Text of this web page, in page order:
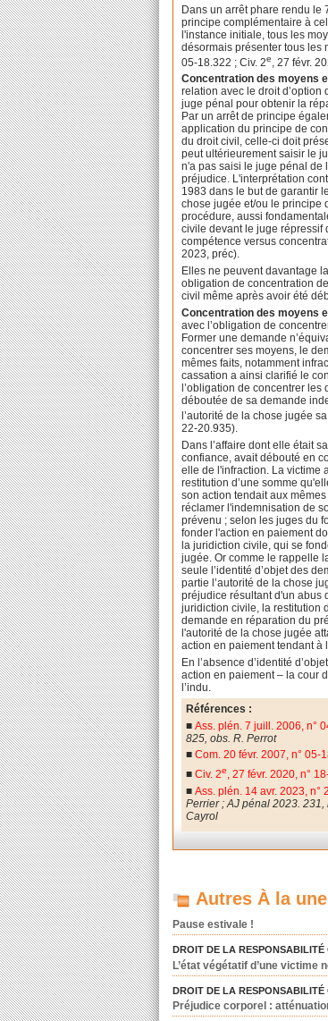
Dans un arrêt phare rendu le
principe complémentaire à
l'instance initiale, tous les
désormais présenter tous les
05-18.322 ; Civ. 2e
, 27 févr.
Concentration des moyens
relation avec le droit
juge pénal pour obtenir la
Par un arrêt de principe
application du principe de
du droit civil, celle-ci doit
peut ultérieurement saisir le
n'a pas saisi le juge pénal de
préjudice. L'interprétation
1983 dans le but de garantir
chose jugée et/ou le principe
procédure, aussi
civile devant le juge répressif
compétence versus
2023, préc).
Elles ne peuvent davantage
obligation de concentration
civil même après avoir été
Concentration des moyens
avec l’obligation de
Former une demande
concentrer ses moyens, le
mêmes faits, notamment
cassation a ainsi clarifié le
l’obligation de concentrer
déboutée de sa demande
l’autorité de la chose jugée
22-20.935).
Dans l’affaire dont elle était
confiance, avait débouté en
elle de l'infraction. La victime
restitution d’une somme
son action tendait aux
réclamer l'indemnisation de
prévenu ; selon les juges du
fonder l'action en paiement
la juridiction civile, qui se
jugée. Or comme le rappelle
seule l’identité d’objet des
partie l’autorité de la chose
préjudice résultant d'un abus
juridiction civile, la restitution
demande en réparation du
l'autorité de la chose jugée
action en paiement tendant à
En l’absence d’identité
action en paiement – la cour
l’indu.
Références :
■Ass. plén. 7 juill. 2006, n°
825, obs. R. Perrot
■Com. 20 févr. 2007, n° 05-
■Civ. 2e, 27 févr. 2020, n°
■Ass. plén. 14 avr. 2023, n°
Perrier ; AJ pénal 2023.
Cayrol
Autres À la une
Pause estivale !
DROIT DE LA RESPONSABILITÉ
L’état végétatif d’une victime
DROIT DE LA RESPONSABILITÉ
Préjudice corporel :